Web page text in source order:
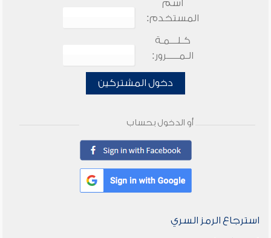
اسم
المستخدم:
كـلـــمـة
الـمـــــرور:
دخول المشتركين
أو الدخول بحساب
استرجاع الرمز السري